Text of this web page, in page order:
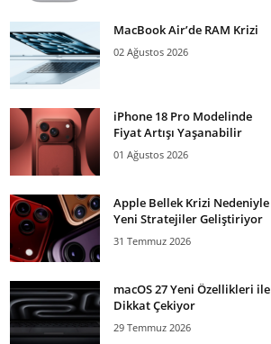
MacBook Air’de RAM Krizi
02 Ağustos 2026
iPhone 18 Pro Modelinde
Fiyat Artışı Yaşanabilir
01 Ağustos 2026
Apple Bellek Krizi Nedeniyle
Yeni Stratejiler Geliştiriyor
31 Temmuz 2026
macOS 27 Yeni Özellikleri ile
Dikkat Çekiyor
29 Temmuz 2026